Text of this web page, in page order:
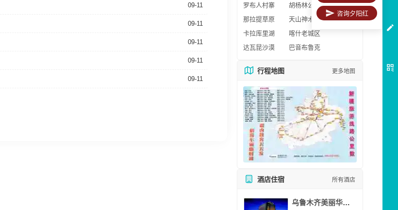
09-11
09-11
09-11
09-11
09-11
罗布人村寨
胡杨林公园
那拉提草原
天山神木园
卡拉库里湖
喀什老城区
达瓦昆沙漠
巴音布鲁克
行程地图 更多地图
酒店住宿 所有酒店
乌鲁木齐美丽华大酒
咨询夕阳红